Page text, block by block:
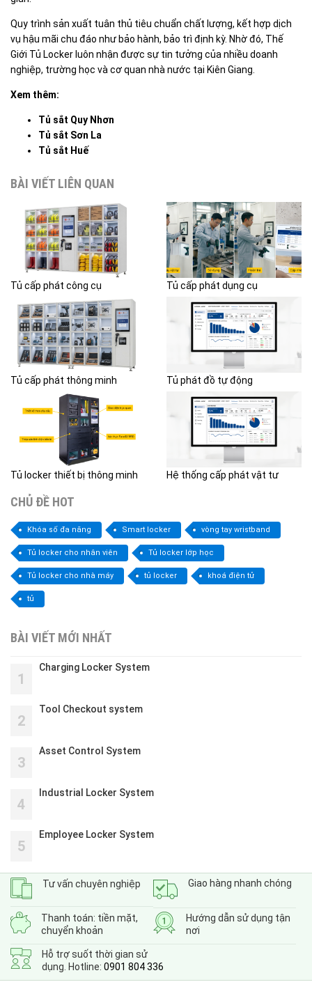
Quy trình sản xuất tuân thủ tiêu chuẩn chất lượng, kết hợp dịch
vụ hậu mãi chu đáo như bảo hành, bảo trì định kỳ. Nhờ đó, Thế
Giới Tủ Locker luôn nhận được sự tin tưởng của nhiều doanh
nghiệp, trường học và cơ quan nhà nước tại Kiên Giang.
Xem thêm:
Tủ sắt Quy Nhơn
Tủ sắt Sơn La
Tủ sắt Huế
BÀI VIẾT LIÊN QUAN
Tủ cấp phát công cụ Tủ cấp phát dụng cụ
Tủ cấp phát thông minh Tủ phát đồ tự động
Tủ locker thiết bị thông minh Hệ thống cấp phát vật tư
CHỦ ĐỀ HOT
Khóa số đa năng Smart locker vòng tay wristband
Tủ locker cho nhân viên Tủ locker lớp học
Tủ locker cho nhà máy tủ locker khoá điện tử
tủ
BÀI VIẾT MỚI NHẤT
1
Charging Locker System
2
Tool Checkout system
3
Asset Control System
4
Industrial Locker System
5
Employee Locker System
Tư vấn chuyên nghiệp Giao hàng nhanh chóng
Thanh toán: tiền mặt,
chuyển khoản
Hướng dẫn sử dụng tận
nơi
Hỗ trợ suốt thời gian sử
dụng. Hotline: 0901 804 336